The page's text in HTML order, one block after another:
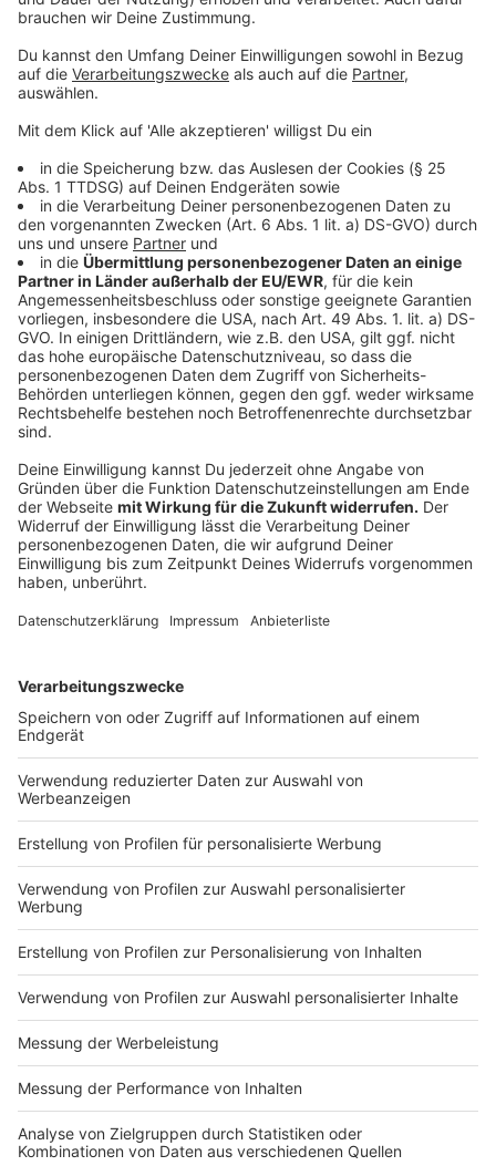
Jonathan Tah (28/Bayer Leverkusen)
David Raum (26/RB Leipzig)
Waldemar Anton (27/VfB Stuttgart)
Benjamin Henrichs (27/RB Leipzig)
Anzeige
DFB-Kader: Die Mittelfeldspieler
Anzeige
Leroy Sané (28/FC Bayern)
Joshua Kimmich (28/Bayern München)
Chris Führich (26/VfB Stuttgart)
Ilkay Gündogan (33/FC Barcelona)
Florian Wirtz (21/Bayer 04 Leverkusen)
Jamal Musiala (21/Bayern München)
Toni Kroos (34/Real Madrid)
Anzeige
DFB-Kader: Die Stürmer
Anzeige
Kai Havertz (24/FC Arsenal)
Deniz Undav (27/VfB Stuttgart)
Maxi Beier (21/TSG Hoffenheim)
Thomas Müller (34/Bayern München)
Anzeige
Anzeige